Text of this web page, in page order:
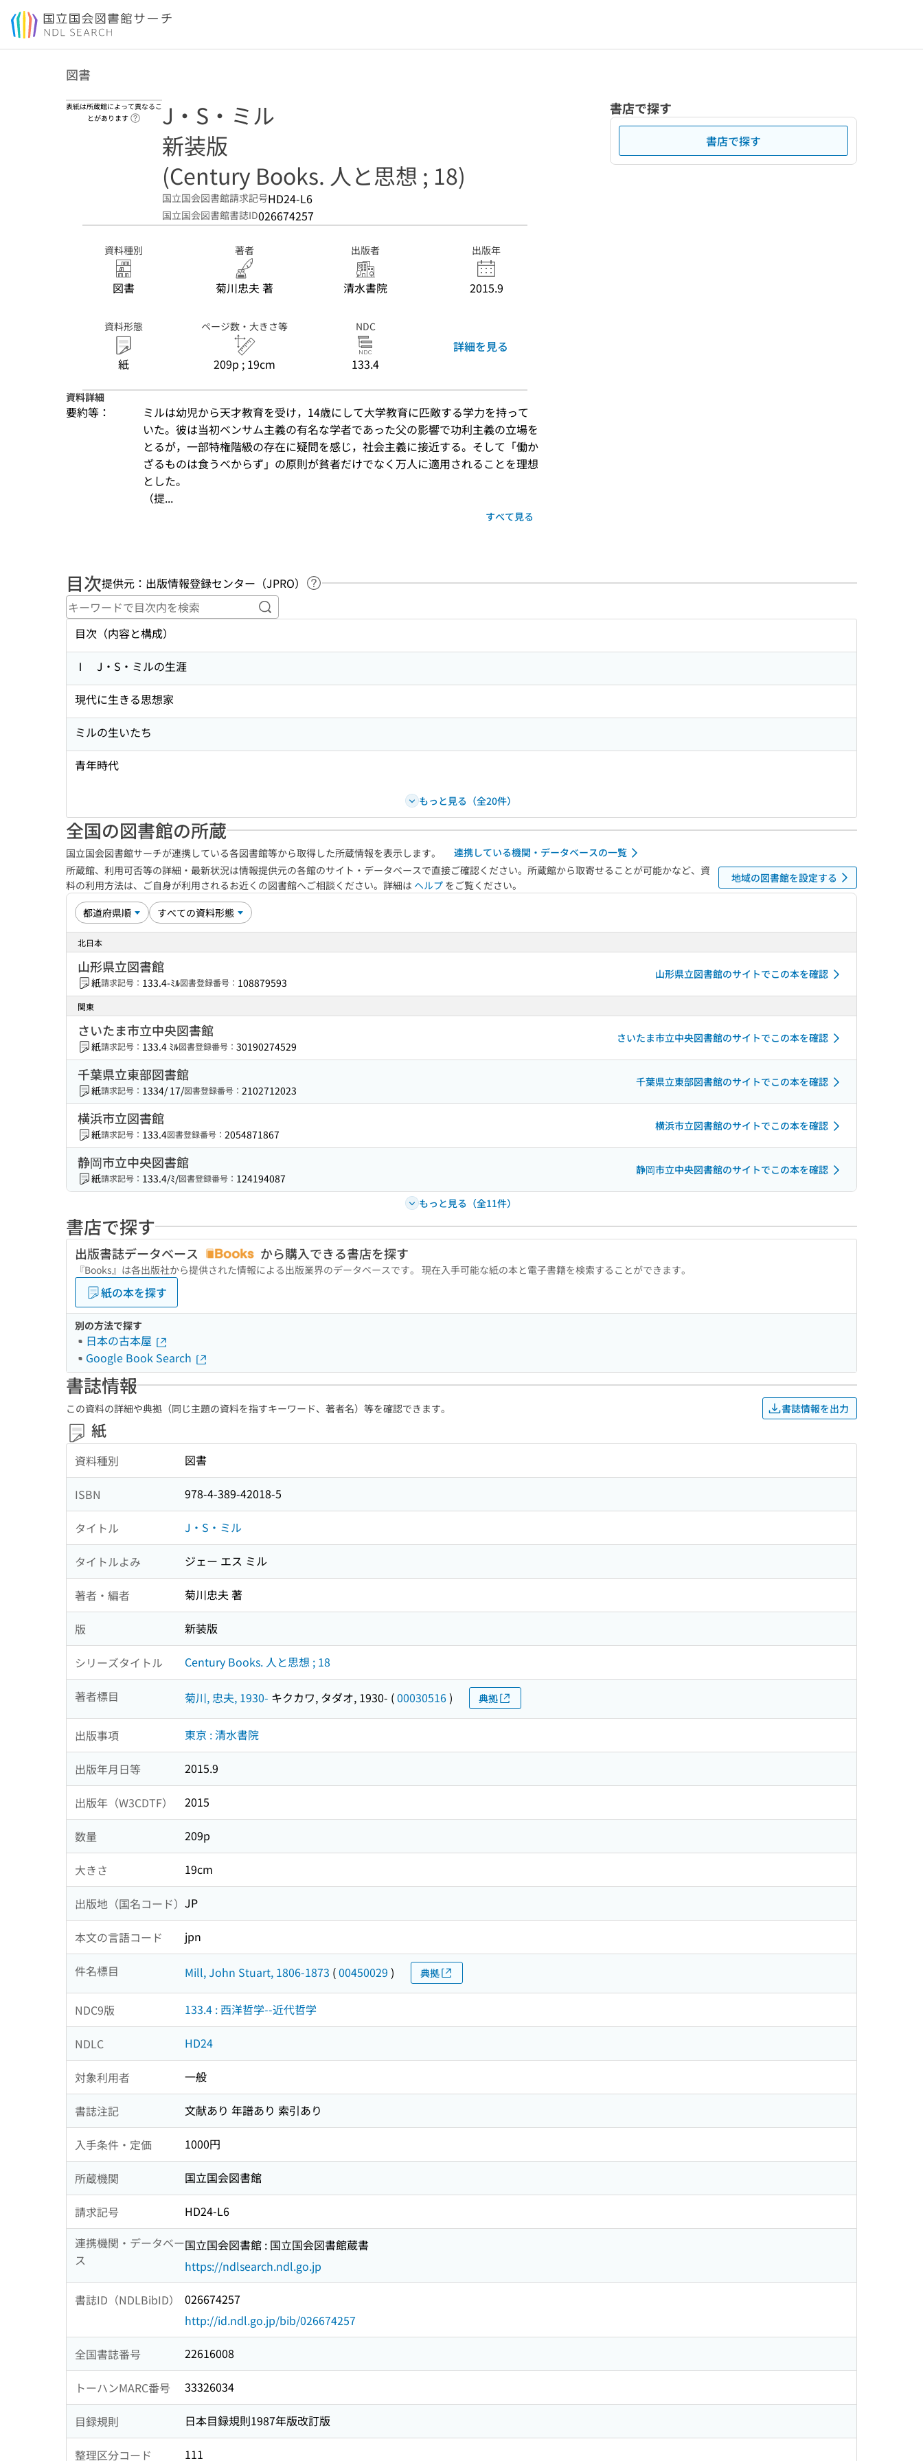
本文へ移動
図書
表紙は所蔵館によって異なるこ
とがあります
ヘルプページへのリンク
J・S・ミル
新装版
(Century Books. 人と思想 ; 18)
国立国会図書館請求記号HD24-L6
国立国会図書館書誌ID026674257
資料種別
図書
著者
菊川忠夫 著
出版者
清水書院
出版年
2015.9
資料形態
紙
ページ数・大きさ等
209p ; 19cm
NDC
133.4
詳細を見る
資料詳細
要約等：
ミルは幼児から天才教育を受け，14歳にして大学教育に匹敵する学力を持って
いた。彼は当初ベンサム主義の有名な学者であった父の影響で功利主義の立場を
とるが，一部特権階級の存在に疑問を感じ，社会主義に接近する。そして「働か
ざるものは食うべからず」の原則が貧者だけでなく万人に適用されることを理想
とした。
（提...
すべて見る
書店で探す
書店で探す
目次提供元：出版情報登録センター（JPRO）
ヘルプページへのリンク
キーワードで目次内を検索
目次（内容と構成）
Ⅰ J・S・ミルの生涯
現代に生きる思想家
ミルの生いたち
青年時代
もっと見る（全20件）
全国の図書館の所蔵
国立国会図書館サーチが連携している各図書館等から取得した所蔵情報を表示します。
連携している機関・データベースの一覧
所蔵館、利用可否等の詳細・最新状況は情報提供元の各館のサイト・データベースで直接ご確認ください。所蔵館から取寄せることが可能かなど、資
料の利用方法は、ご自身が利用されるお近くの図書館へご相談ください。詳細は ヘルプ をご覧ください。
地域の図書館を設定する
北日本
山形県立図書館
紙請求記号： 133.4-ﾐﾙ図書登録番号： 108879593
山形県立図書館のサイトでこの本を確認
関東
さいたま市立中央図書館
紙請求記号： 133.4 ﾐﾙ図書登録番号： 30190274529
さいたま市立中央図書館のサイトでこの本を確認
千葉県立東部図書館
紙請求記号： 1334/ 17/図書登録番号： 2102712023
千葉県立東部図書館のサイトでこの本を確認
横浜市立図書館
紙請求記号： 133.4図書登録番号： 2054871867
横浜市立図書館のサイトでこの本を確認
静岡市立中央図書館
紙請求記号： 133.4/ﾐ/図書登録番号： 124194087
静岡市立中央図書館のサイトでこの本を確認
もっと見る（全11件）
書店で探す
出版書誌データベース から購入できる書店を探す
『Books』は各出版社から提供された情報による出版業界のデータベースです。 現在入手可能な紙の本と電子書籍を検索することができます。
紙の本を探す
別の方法で探す
日本の古本屋
Google Book Search
書誌情報
この資料の詳細や典拠（同じ主題の資料を指すキーワード、著者名）等を確認できます。 書誌情報を出力
紙
資料種別 図書
ISBN 978-4-389-42018-5
タイトル J・S・ミル
タイトルよみ ジェー エス ミル
著者・編者 菊川忠夫 著
版 新装版
シリーズタイトル Century Books. 人と思想 ; 18
著者標目 菊川, 忠夫, 1930- キクカワ, タダオ, 1930- (00030516) 典拠
出版事項 東京 : 清水書院
出版年月日等 2015.9
出版年（W3CDTF） 2015
数量 209p
大きさ 19cm
出版地（国名コード） JP
本文の言語コード jpn
件名標目 Mill, John Stuart, 1806-1873 (00450029 ) 典拠
NDC9版 133.4 : 西洋哲学--近代哲学
NDLC HD24
対象利用者 一般
書誌注記 文献あり 年譜あり 索引あり
入手条件・定価 1000円
所蔵機関 国立国会図書館
請求記号
HD24-L6
連携機関・データベー
ス
国立国会図書館 : 国立国会図書館蔵書
https://ndlsearch.ndl.go.jp
書誌ID（NDLBibID）
026674257
http://id.ndl.go.jp/bib/026674257
全国書誌番号 22616008
トーハンMARC番号 33326034
目録規則 日本目録規則1987年版改訂版
整理区分コード 111